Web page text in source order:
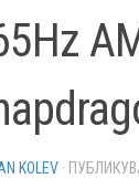
KOLEV ·